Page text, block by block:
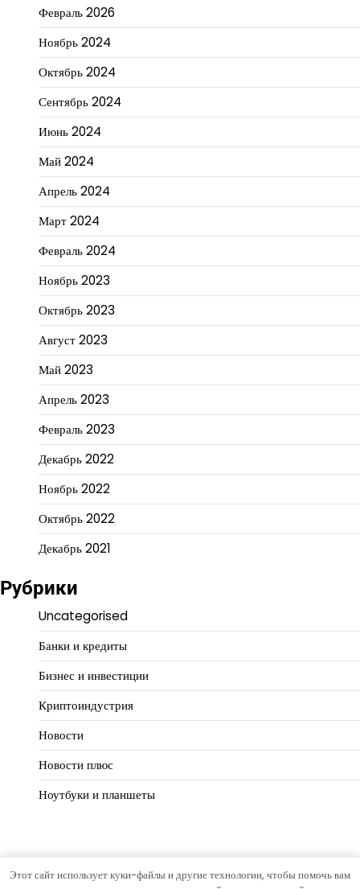
Февраль 2026
Ноябрь 2024
Октябрь 2024
Сентябрь 2024
Июнь 2024
Май 2024
Апрель 2024
Март 2024
Февраль 2024
Ноябрь 2023
Октябрь 2023
Август 2023
Май 2023
Апрель 2023
Февраль 2023
Декабрь 2022
Ноябрь 2022
Октябрь 2022
Декабрь 2021
Рубрики
Uncategorised
Банки и кредиты
Бизнес и инвестиции
Криптоиндустрия
Новости
Новости плюс
Ноутбуки и планшеты
Copyright © 2026Деловой масштабТема Hourly News от
Этот сайт использует куки-файлы и другие технологии, чтобы помочь вам